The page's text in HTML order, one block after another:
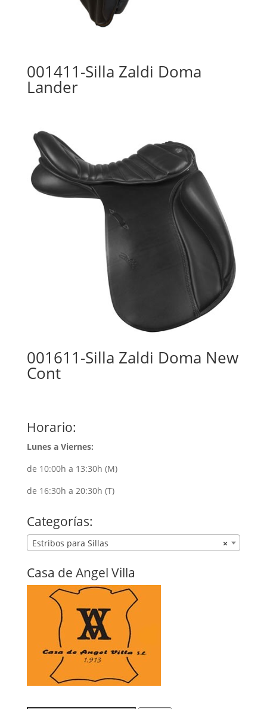
001411-Silla Zaldi Doma
Lander
001611-Silla Zaldi Doma New
Cont
Horario:
Lunes a Viernes:
de 10:00h a 13:30h (M)
de 16:30h a 20:30h (T)
Categorías:
×
Estribos para Sillas
Casa de Angel Villa